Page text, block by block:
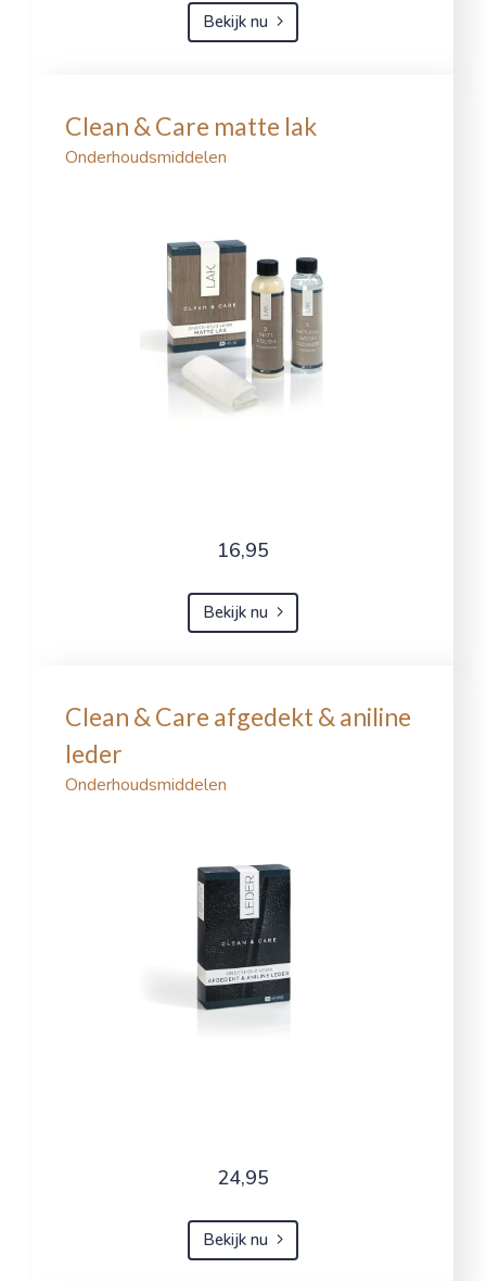
Bekijk nu
Clean & Care matte lak
Onderhoudsmiddelen
16,95
Bekijk nu
Clean & Care afgedekt & aniline
leder
Onderhoudsmiddelen
24,95
Bekijk nu